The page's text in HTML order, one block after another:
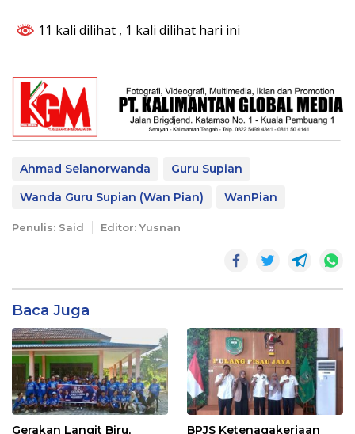
11 kali dilihat , 1 kali dilihat hari ini
Ahmad Selanorwanda
Guru Supian
Wanda Guru Supian (Wan Pian)
WanPian
Penulis: Said Editor: Yusnan
Baca Juga
Gerakan Langit Biru, BPJS Ketenagakerjaan